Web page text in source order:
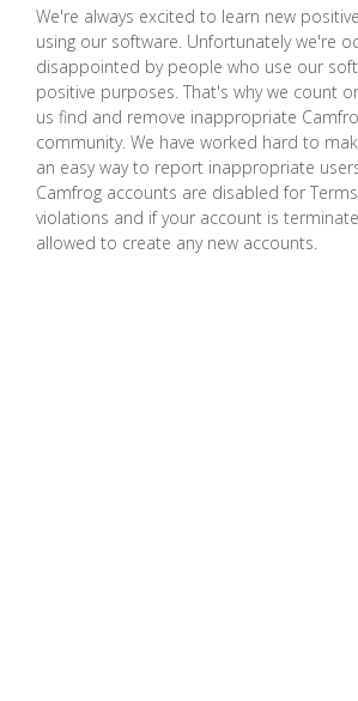
Camfrog Child Safety Policy
Самоубийство
Выдача себя за другое лицо
Спам, спим и фишинг
We're always excited to learn new
using our software. Unfortunately we're
disappointed by people who use our
positive purposes. That's why we count
us find and remove inappropriate
community. We have worked hard to
an easy way to report inappropriate
Camfrog accounts are disabled for
violations and if your account is
allowed to create any new accounts.